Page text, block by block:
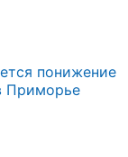
понижение
Приморье